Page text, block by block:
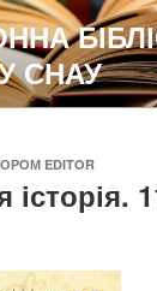
СНАУ
EDITOR
історія.